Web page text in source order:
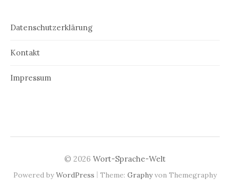
Datenschutzerklärung
Kontakt
Impressum
© 2026 Wort-Sprache-Welt
Powered byWordPress | Theme: Graphyvon Themegraphy